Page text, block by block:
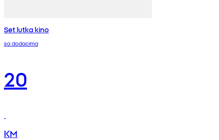
Set lutka kino
sa dodacima
20
KM